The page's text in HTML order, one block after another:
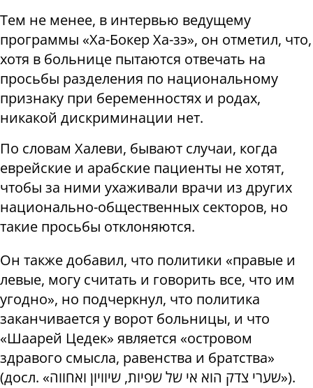
Тем не менее, в интервью ведущему
программы «Ха-Бокер Ха-зэ», он отметил, что,
хотя в больнице пытаются отвечать на
просьбы разделения по национальному
признаку при беременностях и родах,
никакой дискриминации нет.
По словам Халеви, бывают случаи, когда
еврейские и арабские пациенты не хотят,
чтобы за ними ухаживали врачи из других
национально-общественных секторов, но
такие просьбы отклоняются.
Он также добавил, что политики «правые и
левые, могу считать и говорить все, что им
угодно», но подчеркнул, что политика
заканчивается у ворот больницы, и что
«Шаарей Цедек» является «островом
здравого смысла, равенства и братства»
(досл. «שערי צדק הוא אי של שפיות, שיוויון ואחווה»).